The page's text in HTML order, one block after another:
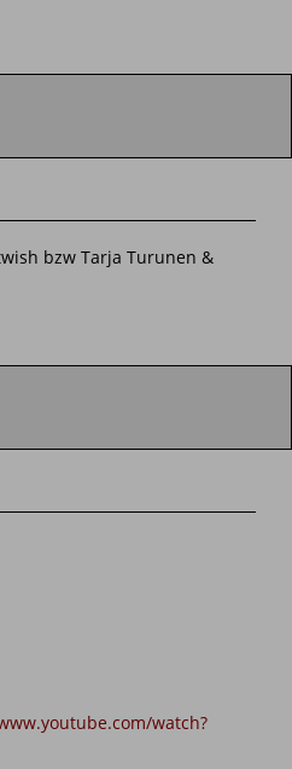
bzw Tarja Turunen &
watch?